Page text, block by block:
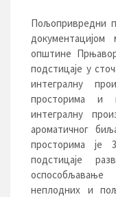
Пољопривредни
општине
подстицаје у
интегралну
просторима и
интегралну
ароматичног
просторима је
подстицаје
неплодних и